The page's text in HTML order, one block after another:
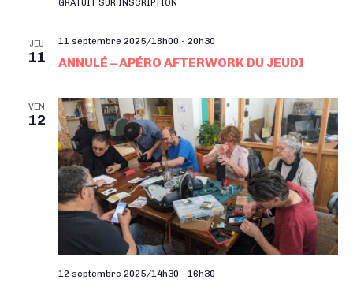
GRATUIT SUR INSCRIPTION
JEU
11 ANNULÉ – APÉRO AFTERWORK DU JEUDI
11 septembre 2025/18h00 - 20h30
VEN
12
12 septembre 2025/14h30 - 16h30